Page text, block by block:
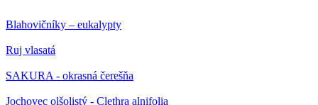
Blahovičníky – eukalypty
Ruj vlasatá
SAKURA - okrasná čerešňa
Jochovec olšolistý - Clethra alnifolia